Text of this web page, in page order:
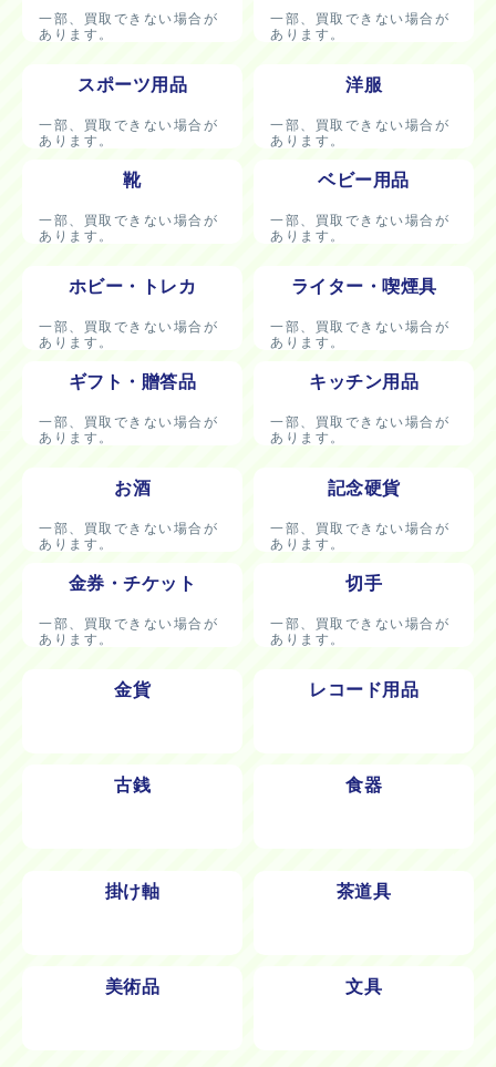
一部、買取できない場合が
あります。
一部、買取できない場合が
あります。
スポーツ用品
一部、買取できない場合が
あります。
洋服
一部、買取できない場合が
あります。
靴
一部、買取できない場合が
あります。
ベビー用品
一部、買取できない場合が
あります。
ホビー・トレカ
一部、買取できない場合が
あります。
ライター・喫煙具
一部、買取できない場合が
あります。
ギフト・贈答品
一部、買取できない場合が
あります。
キッチン用品
一部、買取できない場合が
あります。
お酒
一部、買取できない場合が
あります。
記念硬貨
一部、買取できない場合が
あります。
金券・チケット
一部、買取できない場合が
あります。
切手
一部、買取できない場合が
あります。
金貨 レコード用品
古銭 食器
掛け軸 茶道具
美術品 文具